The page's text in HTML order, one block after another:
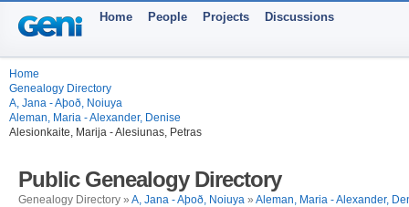
Home People Projects Discussions
Home
Genealogy Directory
A, Jana - Aþoð, Noiuya
Aleman, Maria - Alexander, Denise
Alesionkaite, Marija - Alesiunas, Petras
Public Genealogy Directory
Genealogy Directory » A, Jana - Aþoð, Noiuya » Aleman, Maria - Alexander,